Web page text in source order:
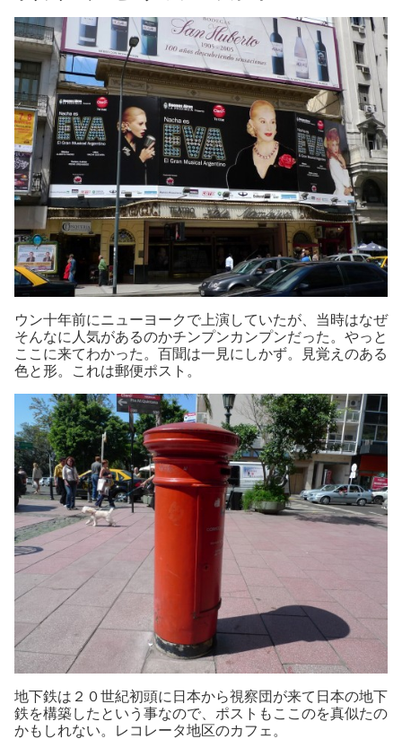
ウン十年前にニューヨークで上演していたが、当時はなぜ
そんなに人気があるのかチンプンカンプンだった。やっと
ここに来てわかった。百聞は一見にしかず。見覚えのある
色と形。これは郵便ポスト。
地下鉄は２０世紀初頭に日本から視察団が来て日本の地下
鉄を構築したという事なので、ポストもここのを真似たの
かもしれない。レコレータ地区のカフェ。